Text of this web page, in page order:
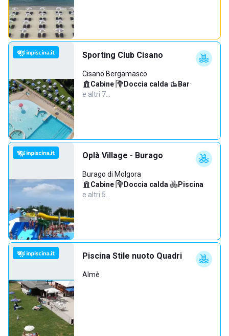
Sporting Club Cisano
Cisano Bergamasco
Cabine· Doccia calda· Bar·
e altri 7…
Oplà Village - Burago
Burago di Molgora
Cabine· Doccia calda· Piscina·
e altri 5…
Piscina Stile nuoto Quadri
Almè